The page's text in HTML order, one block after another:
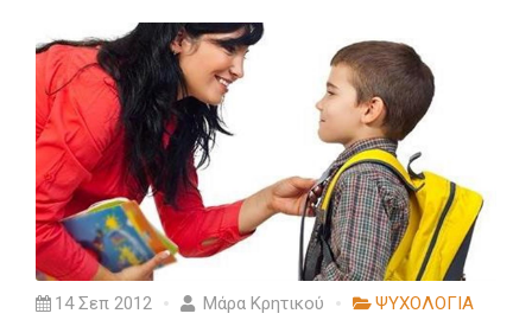
14 Σεπ 2012 Μάρα Κρητικού ΨΥΧΟΛΟΓΙΑ